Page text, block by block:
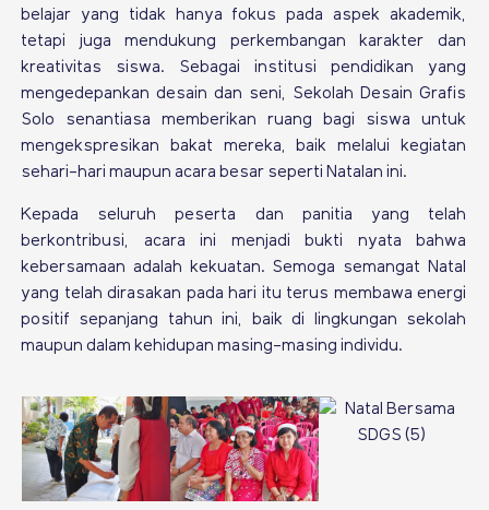
belajar yang tidak hanya fokus pada aspek akademik,
tetapi juga mendukung perkembangan karakter dan
kreativitas siswa. Sebagai institusi pendidikan yang
mengedepankan desain dan seni, Sekolah Desain Grafis
Solo senantiasa memberikan ruang bagi siswa untuk
mengekspresikan bakat mereka, baik melalui kegiatan
sehari-hari maupun acara besar seperti Natalan ini.
Kepada seluruh peserta dan panitia yang telah
berkontribusi, acara ini menjadi bukti nyata bahwa
kebersamaan adalah kekuatan. Semoga semangat Natal
yang telah dirasakan pada hari itu terus membawa energi
positif sepanjang tahun ini, baik di lingkungan sekolah
maupun dalam kehidupan masing-masing individu.